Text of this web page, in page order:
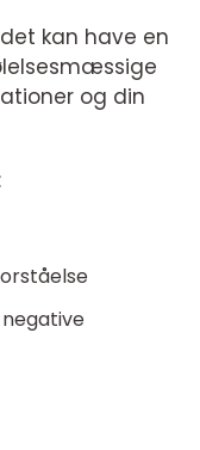
kan have en
og din